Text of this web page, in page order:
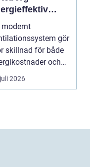
för ett
modernt
gör
skillnad för både
och
I en stad
2026